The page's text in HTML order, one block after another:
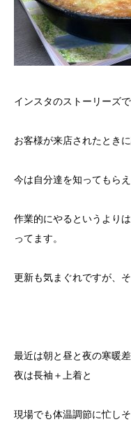
インスタのストーリーズ
お客様が来店されたとき
今は自分達を知ってもら
作業的にやるというより
ってます。
更新も気まぐれですが、
最近は朝と昼と夜の寒暖
夜は長袖＋上着と
現場でも体温調節に忙しそ